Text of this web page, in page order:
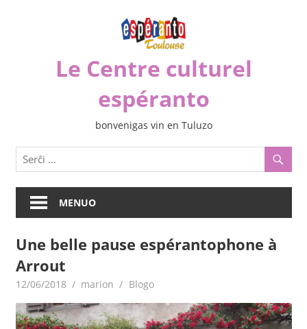
Le Centre culturel
espéranto
bonvenigas vin en Tuluzo
MENUO
Une belle pause espérantophone à
Arrout
12/06/2018 marion Blogo